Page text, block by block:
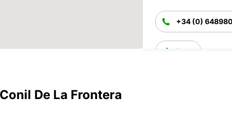
+34 (0)
Route
De La Frontera